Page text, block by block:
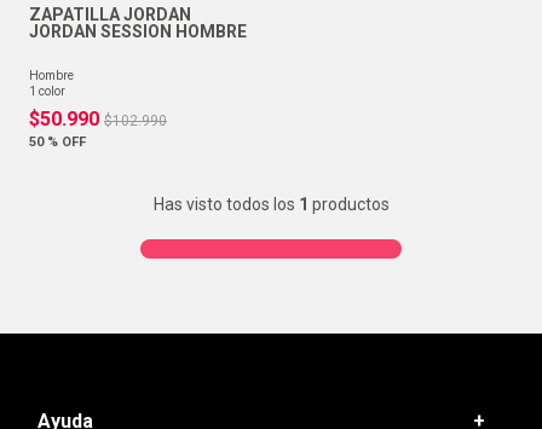
ZAPATILLA JORDAN
JORDAN SESSION HOMBRE
hombre
1 color
$50.990 $102.990
50 % OFF
Has visto todos los 1 productos
Ayuda +